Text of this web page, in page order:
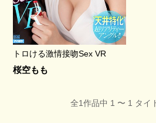
トロける激情接吻Sex VR
桜空もも
全1作品中 1 〜 1 タイ